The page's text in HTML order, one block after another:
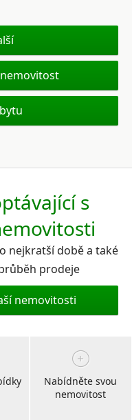
s
nejkratší době a také
prodeje
nemovitosti
Nabídněte svou
nemovitost